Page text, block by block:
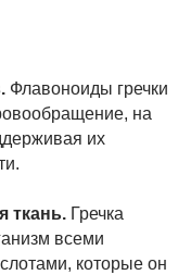
Флавоноиды гречки
на
их
ткань. Гречка
всеми
которые он